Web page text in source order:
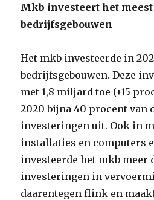
Mkb investeert het
bedrijfsgebouwen
Het mkb investeerde in
bedrijfsgebouwen. Deze
met 1,8 miljard toe (+15
2020 bijna 40 procent van
investeringen uit. Ook in
installaties en computers
investeerde het mkb meer
investeringen in
daarentegen flink en